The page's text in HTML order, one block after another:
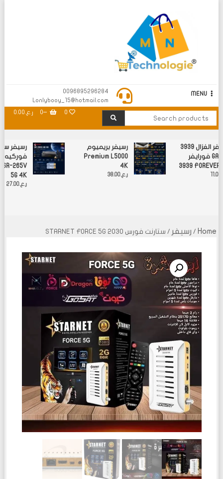
MENU
0096895296284
Lonlybooy_15@hotmail.com
0
0 ر.ع.0.00
رسيفر
SR-265V
5G 4K
ر.ع.27.00
رسيفر بريميوم
Premium L5000
4K
ر.ع.38.00
رسيفر الغزال 3939
فورايفر GAZAL
3939 FOREVER
11.00
Home
/ رسيفر / ستارنت فورس 2030 STARNET FORCE 5G